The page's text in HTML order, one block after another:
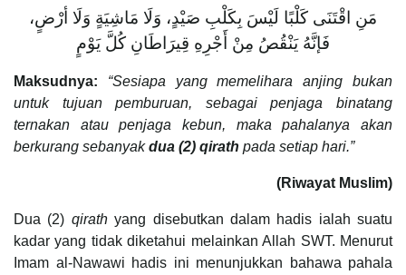
مَنِ اقْتَنَى كَلْبًا لَيْسَ بِكَلْبِ صَيْدٍ، وَلَا مَاشِيَةٍ وَلَا أرْضٍ،
فَإنَّهُ يَنْقُصُ مِنْ أَجْرِهِ قِيرَاطَانِ كُلَّ يَوْمٍ
Maksudnya: “Sesiapa yang memelihara anjing bukan
untuk tujuan pemburuan, sebagai penjaga binatang
ternakan atau penjaga kebun, maka pahalanya akan
berkurang sebanyakdua (2) qirath pada setiap hari.”
(Riwayat Muslim)
Dua (2) qirathyang disebutkan dalam hadis ialah suatu
kadar yang tidak diketahui melainkan Allah SWT. Menurut
Imam al-Nawawi hadis ini menunjukkan bahawa pahala